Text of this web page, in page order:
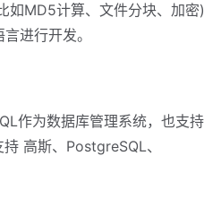
如MD5计算、文件分块、加密)
进行开发。
作为数据库管理系统，也支持
高斯、PostgreSQL、